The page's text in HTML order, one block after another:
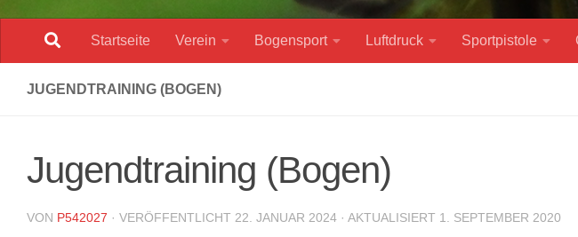
Startseite Verein Bogensport Luftdruck Sportpistole
JUGENDTRAINING (BOGEN)
Jugendtraining (Bogen)
VON P542027 · VERÖFFENTLICHT 22. JANUAR 2024 · AKTUALISIERT 1. SEPTEMBER 2020